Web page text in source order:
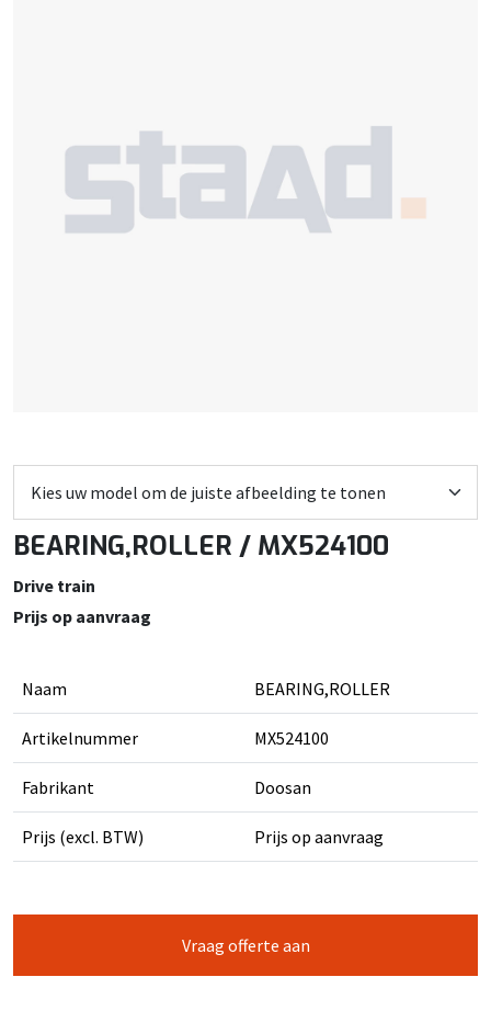
BEARING,ROLLER / MX524100
Drive train
Prijs op aanvraag
Naam BEARING,ROLLER
Artikelnummer MX524100
Fabrikant Doosan
Prijs (excl. BTW) Prijs op aanvraag
Vraag offerte aan